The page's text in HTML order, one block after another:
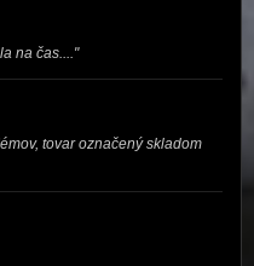
na čas...."
tovar označený skladom